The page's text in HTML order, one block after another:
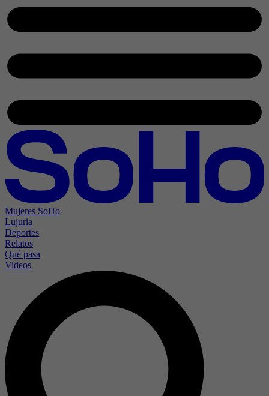
Mujeres SoHo
Lujuria
Deportes
Relatos
Qué pasa
Videos